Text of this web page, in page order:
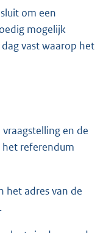
om een
mogelijk
vast waarop het
en de
referendum
het adres van de